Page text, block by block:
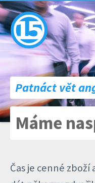
Patnáct vět
Máme
Čas je cenné